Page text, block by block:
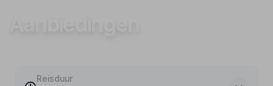
Reisduur